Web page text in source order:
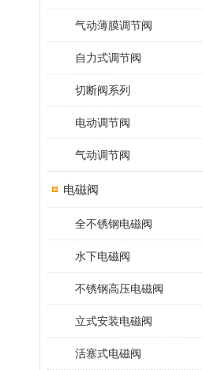
气动薄膜调节阀
自力式调节阀
切断阀系列
电动调节阀
气动调节阀
电磁阀
全不锈钢电磁阀
水下电磁阀
不锈钢高压电磁阀
立式安装电磁阀
活塞式电磁阀